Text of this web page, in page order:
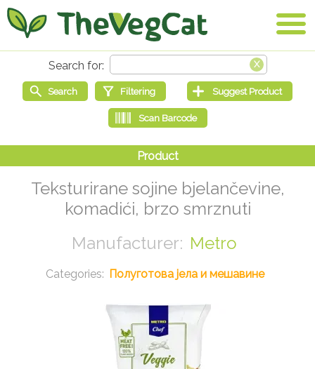
Teksturirane sojine bjelančevine,
komadići, brzo smrznuti
Metro
Полуготова јела и мешавине